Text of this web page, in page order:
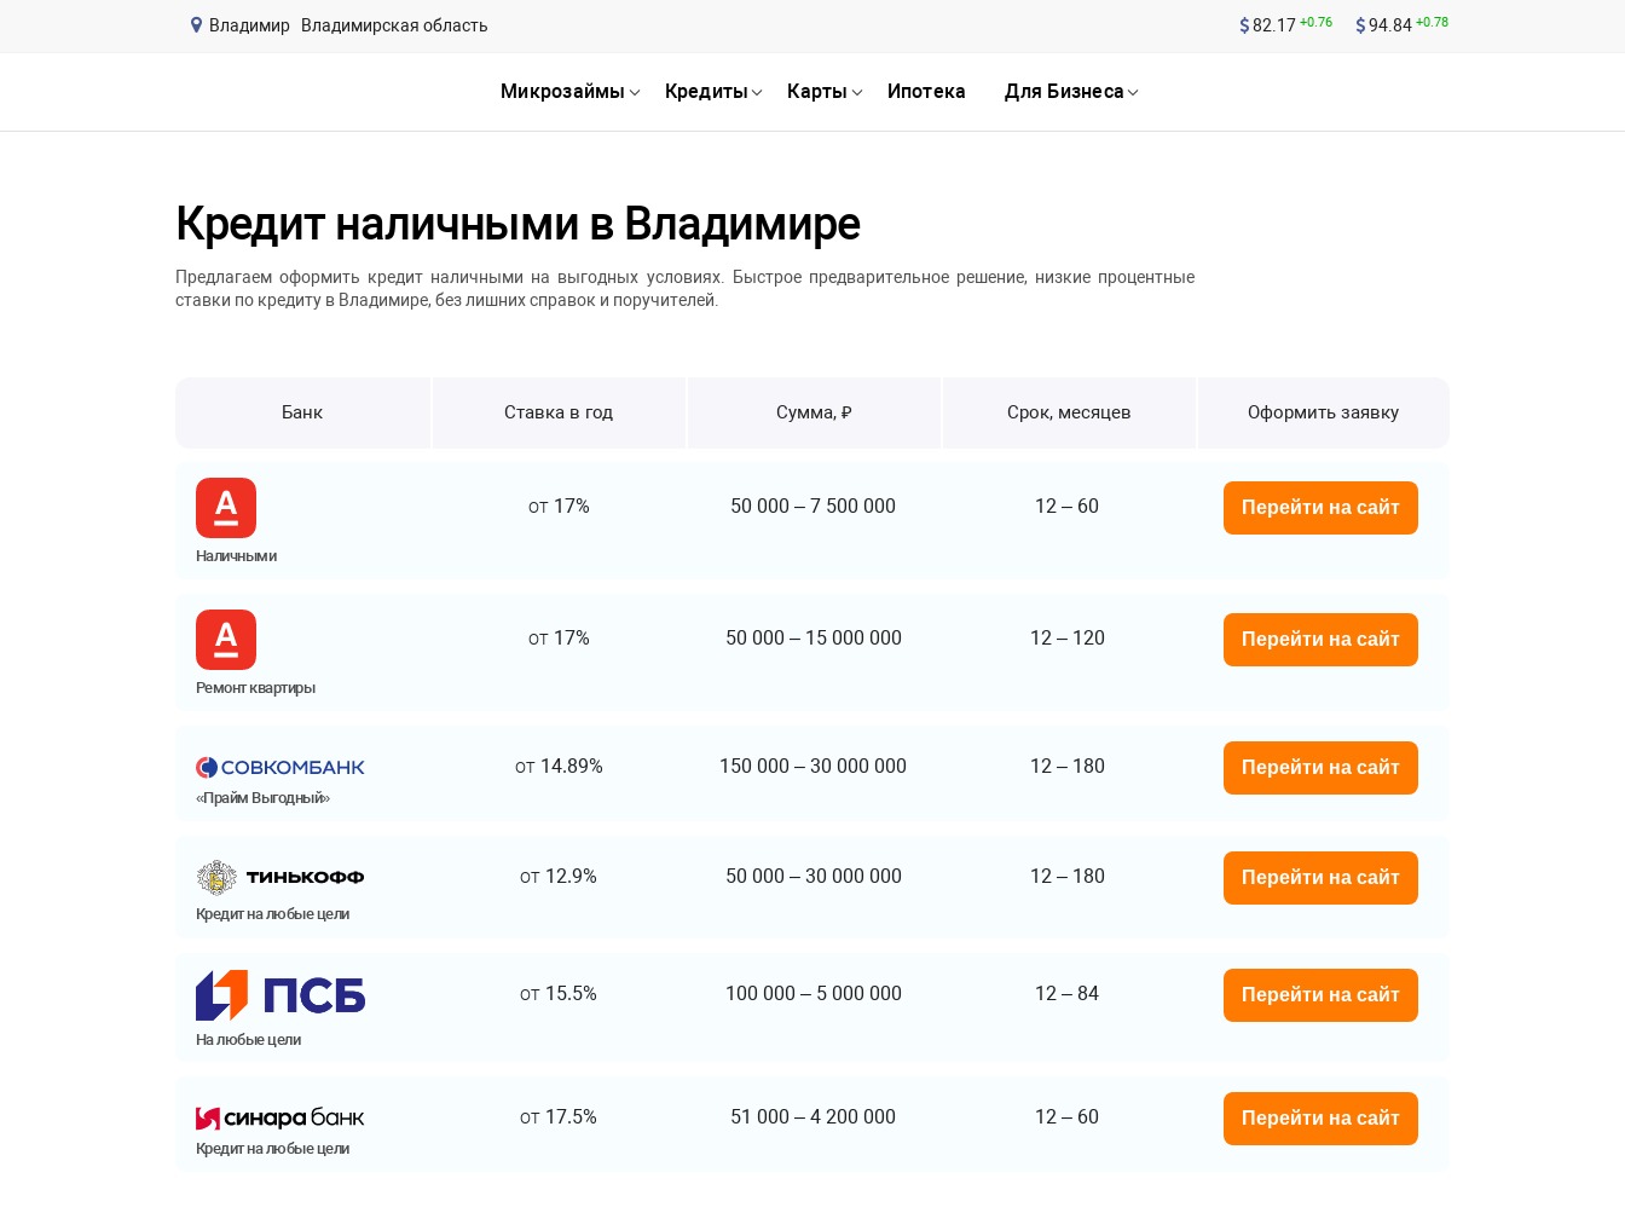
Владимир Владимирская область 82.17 +0.76 94.84 +0.78
Микрозаймы Кредиты Карты Ипотека Для Бизнеса
Кредит наличными в Владимире
Предлагаем оформить кредит наличными на выгодных условиях. Быстрое предварительное решение, низкие процентные
ставки по кредиту в Владимире, без лишних справок и поручителей.
Банк Ставка в год Сумма, ₽ Срок, месяцев Оформить заявку
Наличными
от 17% 50 000 –7 500 000 12 – 60 Перейти на сайт
Ремонт квартиры
от 17% 50 000 – 15 000 000 12 – 120 Перейти на сайт
«Прайм Выгодный»
от 14.89% 150 000 –30 000 000 12 – 180 Перейти на сайт
Кредит на любые цели
от 12.9% 50 000 – 30 000 000 12 – 180 Перейти на сайт
На любые цели
от 15.5% 100 000 – 5 000 000 12 – 84 Перейти на сайт
Кредит на любые цели
от 17.5% 51 000 –4 200 000 12 – 60 Перейти на сайт